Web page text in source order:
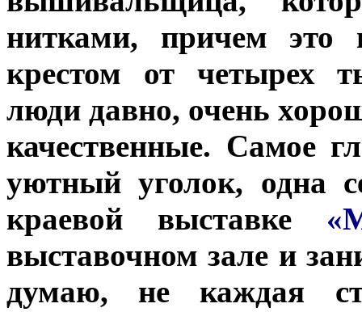
нитками, причем это
крестом от четырех
люди давно, очень
качественные. Самое
уютный уголок, одна
краевой выставке
выставочном зале и
думаю, не каждая